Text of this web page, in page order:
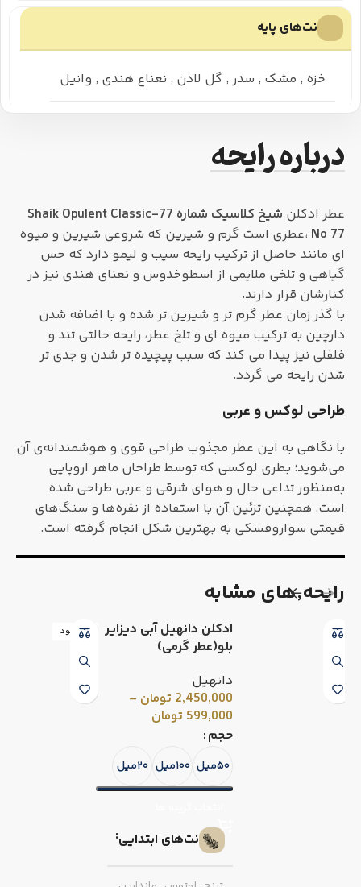
نت‌های پایه
خزه , مشک , سدر , گل لادن , نعناع هندی , وانیل
درباره رایحه
عطر ادکلن
شیخ کلاسیک شماره 77-Shaik Opulent Classic
No 77 ،عطری است گرم و شیرین که شروعی شیرین و میوه
ای مانند حاصل از ترکیب رایحه سیب و لیمو دارد که حس
گیاهی و تلخی ملایمی از اسطوخدوس و نعنای هندی نیز در
کنارشان قرار دارند.
با گذر زمان عطر گرم تر و شیرین تر شده و با اضافه شدن
دارچین به ترکیب میوه ای و تلخ عطر، رایحه حالتی تند و
فلفلی نیز پیدا می کند که سبب پیچیده تر شدن و جدی تر
شدن رایحه می گردد.
طراحی لوکس و عربی
با نگاهی به این عطر مجذوب طراحی قوی و هوشمندانه‌ی آن
می‌شوید؛ بطری لوکسی که توسط طراحان ماهر اروپایی
به‌منظور تداعی حال و هوای شرقی و عربی طراحی شده
است. همچنین تزئین آن با استفاده از نقره‌ها و سنگ‌های
قیمتی سواروفسکی به بهترین شکل انجام گرفته است.
رایحه٬های مشابه
ادکلن دانهیل آبی دیزایر
بلو(عطر گرمی)
دانهیل
2,450,000 تومان –
599,000 تومان
حجم
۵۰میل ۱۰۰میل ۲۰میل
نت‌های ابتدایی
ناموجود